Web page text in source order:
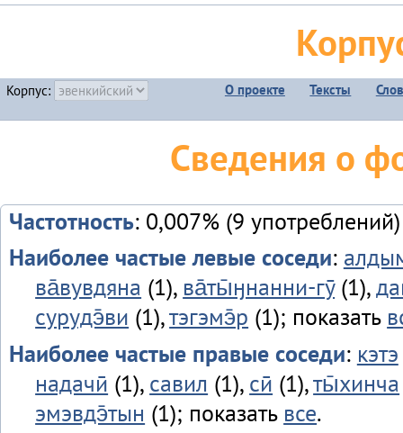
Корпус: О проекте Тексты
Сведения о
Частотность: 0,007% (9 употреблений)
Наиболее частые левые соседи:
ва̄вувдяна (1), ва̄ты̄ӈнанни-гӯ(1),
сурудэ̄ви (1),тэгэмэ̄р (1); показать
Наиболее частые правые соседи: кэтэ
надачӣ (1), савил (1), сӣ (1),ты̄хинча
эмэвдэ̄тын (1); показать все.